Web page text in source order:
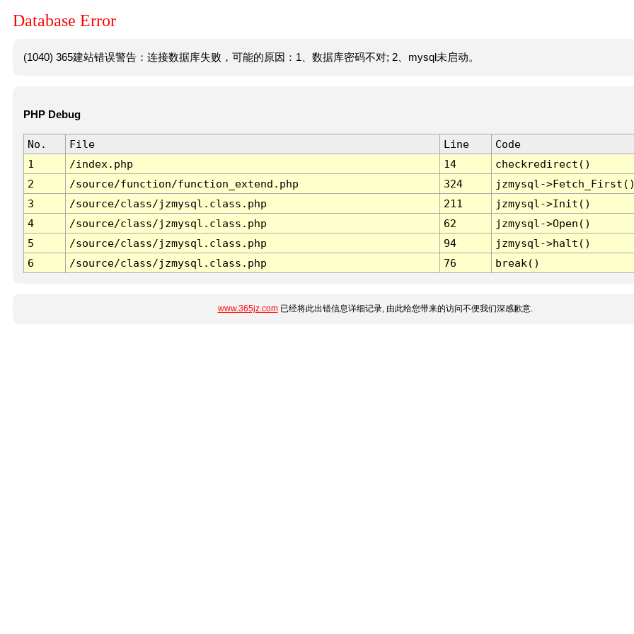
Database Error
(1040) 365建站错误警告：连接数据库失败，可能的原因：1、数据库密码不对; 2、mysql未启动。
PHP Debug
No. File Line
Code
1
/index.php 14
checkredirect()
2
/source/function/function_extend.php 324
jzmysql-
3
/source/class/jzmysql.class.php 211
jzmysql->Init()
4
/source/class/jzmysql.class.php 62
jzmysql->Open()
5
/source/class/jzmysql.class.php 94
jzmysql->halt()
6
/source/class/jzmysql.class.php 76 break()
www.365jz.com已经将此出错信息详细记录, 由此给您带来的访问不便我们深感歉意.